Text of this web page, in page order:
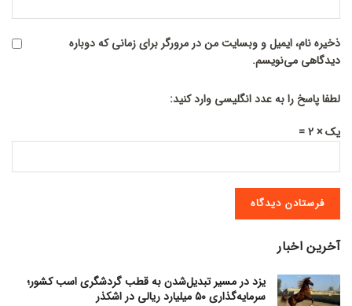
ذخیره نام، ایمیل و وبسایت من در مرورگر برای زمانی که دوباره
دیدگاهی می‌نویسم.
لطفا پاسخ را به عدد انگلیسی وارد کنید:
یک × 2 =
آخرین اخبار
یزد در مسیر تبدیل‌شدن به قطب گردشگری اسب کشور؛
سرمایه‌گذاری ۵۰ میلیارد ریالی در اشکذر